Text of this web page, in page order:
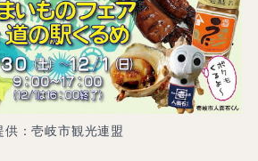
供：壱岐市観光連盟